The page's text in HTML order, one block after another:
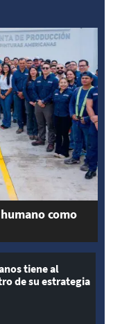
como
tiene al
de su estrategia